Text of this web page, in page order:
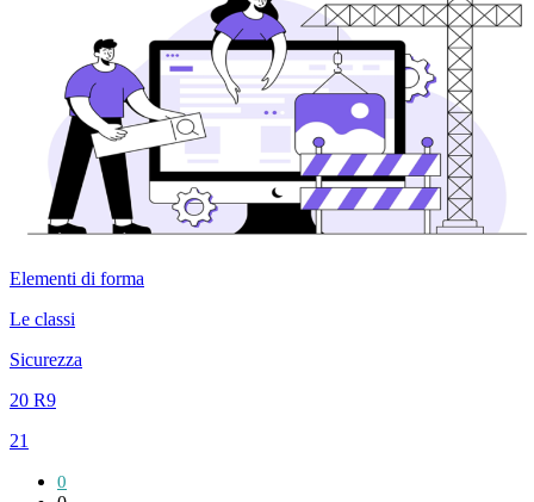
Elementi di forma
Le classi
Sicurezza
20 R9
21
0